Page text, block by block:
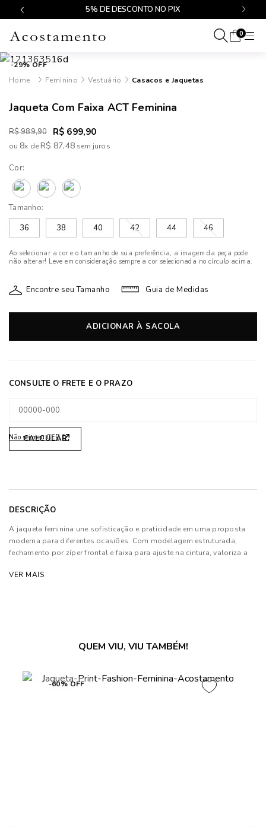
5% DE DESCONTO NO PIX
0
-29% OFF
Feminino
Vestuário Casacos e Jaquetas
Jaqueta Com Faixa ACT Feminina
R$ 989,90 R$ 699,90
ou 8x deR$ 87,48
Cor:
Tamanho:
36
38 40 42 44 46
Ao selecionar a cor e o tamanho de sua preferência, a imagem da peça pode
não alterar! Leve em consideração sempre a cor selecionada no círculo acima.
Encontre seu Tamanho Guia de Medidas
ADICIONAR À SACOLA
Não sei meu CEP
DESCRIÇÃO
A jaqueta feminina une sofisticação e praticidade em uma proposta
moderna para diferentes ocasiões. Com modelagem estruturada,
fechamento por zíper frontal e faixa para ajuste na cintura, valoriza a
de moda.
VER MAIS
QUEM VIU, VIU TAMBÉM!
-60% OFF